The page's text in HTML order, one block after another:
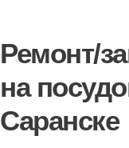
Ремонт/
на
Саранске